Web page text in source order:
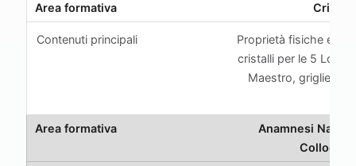
Proprietà fisiche e
cristalli per le 5
Maestro, griglie e
Anamnesi